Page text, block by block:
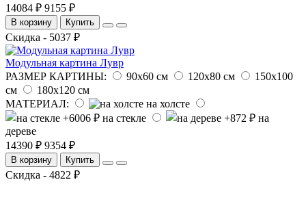
14084 ₽ 9155 ₽
В корзину Купить
Скидка - 5037 ₽
Модульная картина Лувр
РАЗМЕР КАРТИНЫ:
90х60 см 120х80 см
150х100
см
180х120 см
МАТЕРИАЛ:
на холсте
на стекле
на
дереве
14390 ₽ 9354 ₽
В корзину Купить
Скидка - 4822 ₽